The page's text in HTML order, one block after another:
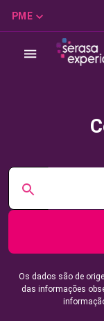
PME
Os dados são de
das informações